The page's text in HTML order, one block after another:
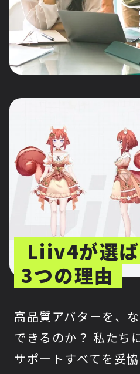
Liiv4が選
3つの理由
高品質アバターを、
できるのか？ 私たち
サポートすべてを妥